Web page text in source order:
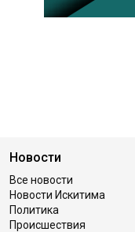
Новости
Все новости
Новости Искитима
Политика
Происшествия